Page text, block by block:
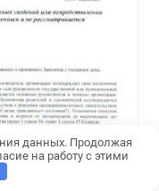
госпошлины
данных. Продолжая
на работу с этими